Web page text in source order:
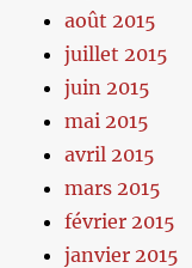
août 2015
juillet 2015
juin 2015
mai 2015
avril 2015
mars 2015
février 2015
janvier 2015